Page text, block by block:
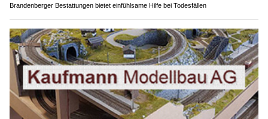
Brandenberger Bestattungen bietet einfühlsame Hilfe bei Todesfällen